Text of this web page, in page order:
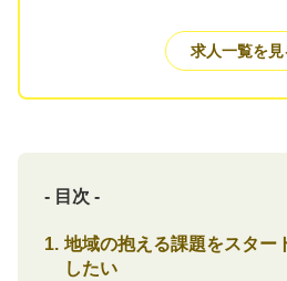
求人一覧を見
- 目次 -
地域の抱える課題をスター
したい